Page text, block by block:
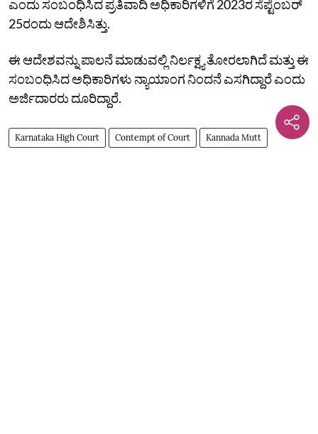
ಎಂದು ಸಂಬಂಧಿಸಿದ ಪ್ರತಿವಾದಿ ಅಧಿಕಾರಿಗಳಿಗೆ 2023ರ ಸೆಪ್ಟೆಂಬರ್
25ರಂದು ಆದೇಶಿಸಿತ್ತು.
ಈ ಆದೇಶವನ್ನು ಪಾಲನೆ ಮಾಡುವಲ್ಲಿ ನಿರ್ಲಕ್ಷ್ಯ ತೋರಲಾಗಿದೆ ಮತ್ತು ಈ
ಸಂಬಂಧಿಸಿದ ಅಧಿಕಾರಿಗಳು ನ್ಯಾಯಾಂಗ ನಿಂದನೆ ಎಸಗಿದ್ದಾರೆ ಎಂದು
ಅರ್ಜಿದಾರರು ದೂರಿದ್ದಾರೆ.
Karnataka High Court Contempt of Court Kannada Mutt